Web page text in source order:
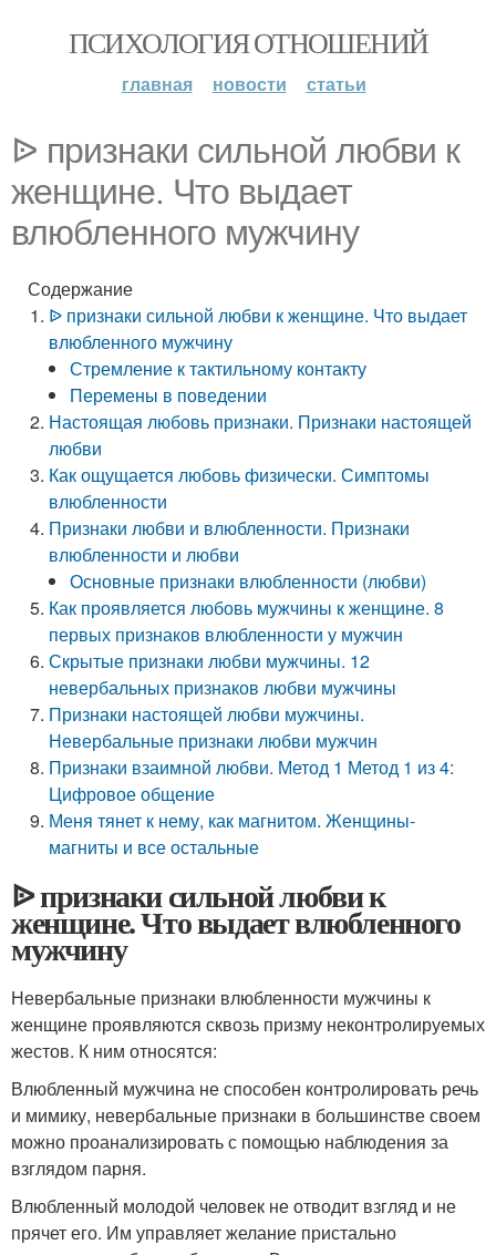
ПСИХОЛОГИЯ ОТНОШЕНИЙ
главная новости статьи
ᐉ признаки сильной любви к
женщине. Что выдает
влюбленного мужчину
Содержание
ᐉ признаки сильной любви к женщине. Что выдает
влюбленного мужчину
Стремление к тактильному контакту
Перемены в поведении
Настоящая любовь признаки. Признаки настоящей
любви
Как ощущается любовь физически. Симптомы
влюбленности
Признаки любви и влюбленности. Признаки
влюбленности и любви
Основные признаки влюбленности (любви)
Как проявляется любовь мужчины к женщине. 8
первых признаков влюбленности у мужчин
Скрытые признаки любви мужчины. 12
невербальных признаков любви мужчины
Признаки настоящей любви мужчины.
Невербальные признаки любви мужчин
Признаки взаимной любви. Метод 1 Метод 1 из 4:
Цифровое общение
Меня тянет к нему, как магнитом. Женщины-
магниты и все остальные
ᐉ признаки сильной любви к
женщине. Что выдает влюбленного
мужчину
Невербальные признаки влюбленности мужчины к
женщине проявляются сквозь призму неконтролируемых
жестов. К ним относятся:
Влюбленный мужчина не способен контролировать речь
и мимику, невербальные признаки в большинстве своем
можно проанализировать с помощью наблюдения за
взглядом парня.
Влюбленный молодой человек не отводит взгляд и не
прячет его. Им управляет желание пристально